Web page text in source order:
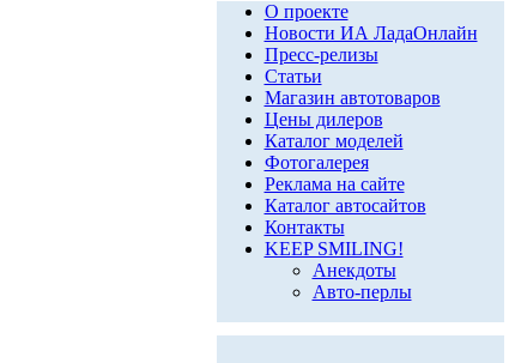
О проекте
Новости ИА ЛадаОнлайн
Пресс-релизы
Статьи
Магазин автотоваров
Цены дилеров
Каталог моделей
Фотогалерея
Реклама на сайте
Каталог автосайтов
Контакты
KEEP SMILING!
Анекдоты
Авто-перлы